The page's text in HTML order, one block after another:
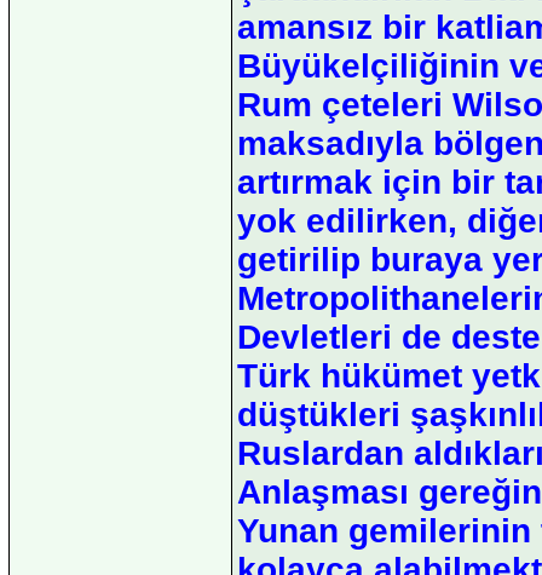
amansız bir
Büyükelçiliğinin
Rum çeteleri
maksadıyla
artırmak için bir
yok edilirken,
getirilip buraya
Devletleri de
Türk hükümet
düştükleri
Ruslardan
Anlaşması
Yunan gemilerinin